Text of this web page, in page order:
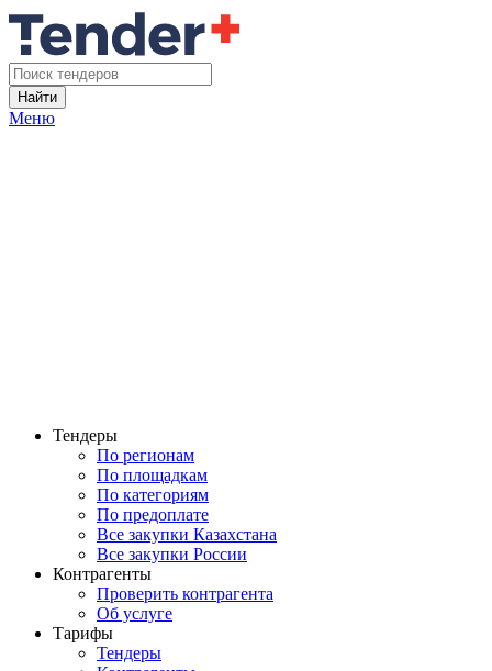
Найти
Меню
Тендеры
По регионам
По площадкам
По категориям
По предоплате
Все закупки Казахстана
Все закупки России
Контрагенты
Проверить контрагента
Об услуге
Тарифы
Тендеры